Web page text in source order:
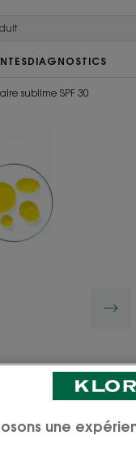
DIAGNOSTICS
sublime SPF 30
une